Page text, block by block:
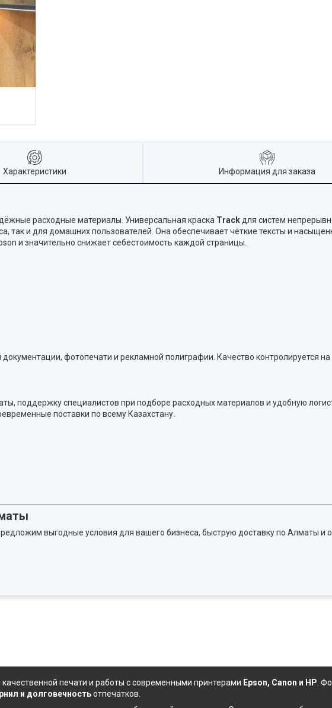
Характеристики Информация для заказа
расходные материалы. Универсальная краска Track для систем
так и для домашних пользователей. Она обеспечивает чёткие тексты и
и значительно снижает себестоимость каждой страницы.
фотопечати и рекламной полиграфии. Качество контролируется
поддержку специалистов при подборе расходных материалов и удобную
поставки по всему Казахстану.
выгодные условия для вашего бизнеса, быструю доставку по Алматы и
печати и работы с современными принтерами Epson, Canon и HP
и долговечностьотпечатков.